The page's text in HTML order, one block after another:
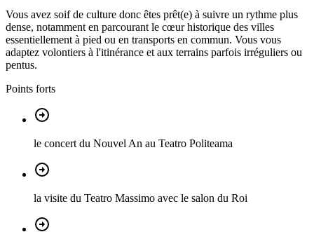
Vous avez soif de culture donc êtes prêt(e) à suivre un rythme plus
dense, notamment en parcourant le cœur historique des villes
essentiellement à pied ou en transports en commun. Vous vous
adaptez volontiers à l'itinérance et aux terrains parfois irréguliers ou
pentus.
Points forts
le concert du Nouvel An au Teatro Politeama
la visite du Teatro Massimo avec le salon du Roi